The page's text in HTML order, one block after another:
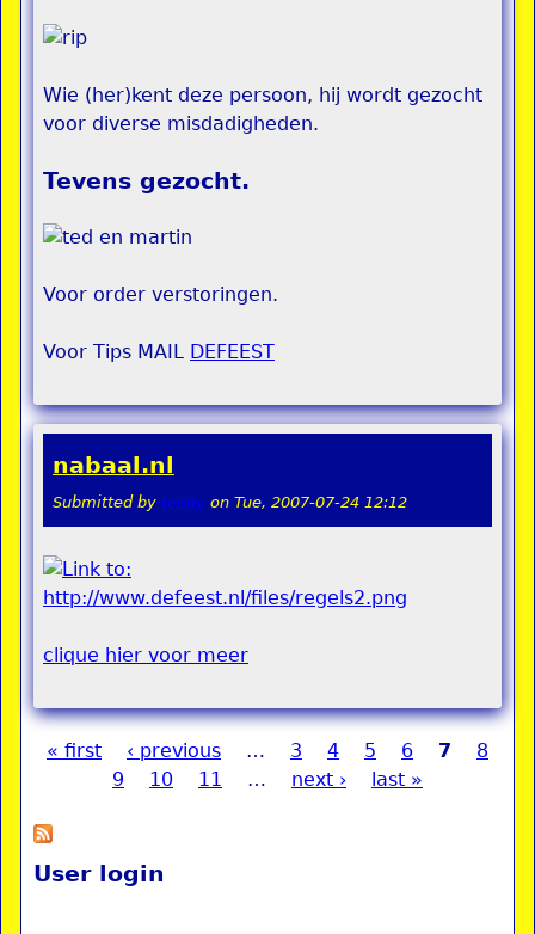
Wie (her)kent deze persoon, hij wordt gezocht
voor diverse misdadigheden.
Tevens gezocht.
Voor order verstoringen.
Voor Tips MAIL DEFEEST
nabaal.nl
Submitted by teddy on Tue, 2007-07-24 12:12
clique hier voor meer
« first ‹ previous … 3 4 5 6 7
8
9
10 11 … next › last »
User login